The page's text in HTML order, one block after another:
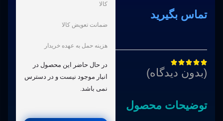
تماس بگیرید





(بدون دیدگاه)
توضیحات محصول
کالا
ضمانت تعویض کالا
هزینه حمل به عهده خریدار
در حال حاضر این محصول در
انبار موجود نیست و در دسترس
نمی باشد.